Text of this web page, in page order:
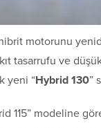
motorunu
tasarrufu ve
yeni “Hybrid 130”
115” modeline